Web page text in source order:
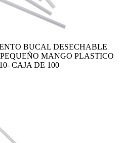
BUCAL DESECHABLE
MANGO PLASTICO
CAJA DE 100